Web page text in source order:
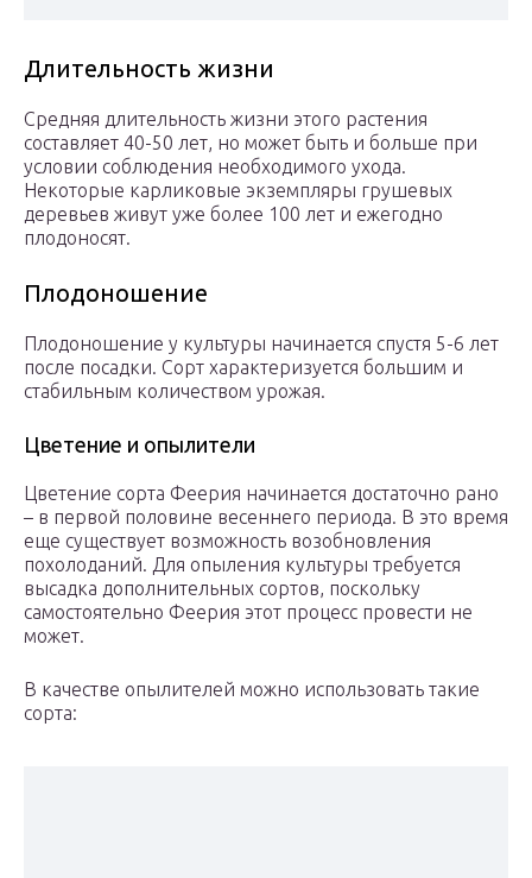
Длительность жизни
Средняя длительность жизни этого растения
составляет 40-50 лет, но может быть и больше при
условии соблюдения необходимого ухода.
Некоторые карликовые экземпляры грушевых
деревьев живут уже более 100 лет и ежегодно
плодоносят.
Плодоношение
Плодоношение у культуры начинается спустя 5-6 лет
после посадки. Сорт характеризуется большим и
стабильным количеством урожая.
Цветение и опылители
Цветение сорта Феерия начинается достаточно рано
– в первой половине весеннего периода. В это время
еще существует возможность возобновления
похолоданий. Для опыления культуры требуется
высадка дополнительных сортов, поскольку
самостоятельно Феерия этот процесс провести не
может.
В качестве опылителей можно использовать такие
сорта: